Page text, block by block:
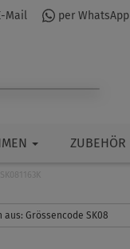
Mail per WhatsApp
ZUBEHÖR
Grössencode SK08